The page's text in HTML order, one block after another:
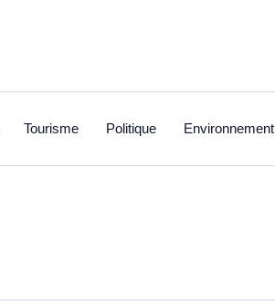
Tourisme Politique Environnement